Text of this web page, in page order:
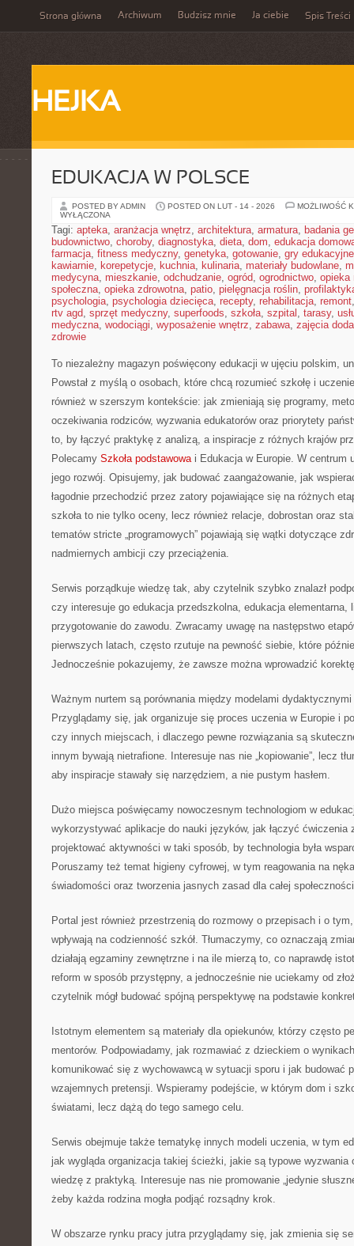
Strona główna Archiwum Budzisz mnie Ja ciebie Spis Treści
HEJKA
EDUKACJA W POLSCE
POSTED BY ADMIN POSTED ON LUT - 14 - 2026
MOŻLIWOŚĆ
WYŁĄCZONA
Tagi: apteka, aranżacja wnętrz, architektura, armatura, badania
budownictwo, choroby, diagnostyka, dieta, dom, edukacja
farmacja, fitness medyczny, genetyka, gotowanie, gry edukacyjne
kawiarnie, korepetycje, kuchnia, kulinaria, materiały budowlane,
medycyna, mieszkanie, odchudzanie, ogród, ogrodnictwo, opieka
społeczna, opieka zdrowotna, patio, pielęgnacja roślin,
psychologia, psychologia dziecięca, recepty, rehabilitacja, remont
rtv agd, sprzęt medyczny, superfoods, szkoła, szpital , tarasy,
medyczna, wodociągi, wyposażenie wnętrz, zabawa, zajęcia
zdrowie
To niezależny magazyn poświęcony edukacji w ujęciu polskim,
Powstał z myślą o osobach, które chcą rozumieć szkołę i
również w szerszym kontekście: jak zmieniają się programy,
oczekiwania rodziców, wyzwania edukatorów oraz priorytety
to, by łączyć praktykę z analizą, a inspiracje z różnych krajów
Polecamy Szkoła podstawowai Edukacja w Europie. W centrum
jego rozwój. Opisujemy, jak budować zaangażowanie, jak
łagodnie przechodzić przez zatory pojawiające się na różnych
szkoła to nie tylko oceny, lecz również relacje, dobrostan oraz
tematów stricte „programowych” pojawiają się wątki dotyczące
nadmiernych ambicji czy przeciążenia.
Serwis porządkuje wiedzę tak, aby czytelnik szybko znalazł
czy interesuje go edukacja przedszkolna, edukacja
przygotowanie do zawodu. Zwracamy uwagę na następstwo
pierwszych latach, często rzutuje na pewność siebie, które
Jednocześnie pokazujemy, że zawsze można wprowadzić
Ważnym nurtem są porównania między modelami
Przyglądamy się, jak organizuje się proces uczenia w Europie i
czy innych miejscach, i dlaczego pewne rozwiązania są
innym bywają nietrafione. Interesuje nas nie „kopiowanie”, lecz
aby inspiracje stawały się narzędziem, a nie pustym hasłem.
Dużo miejsca poświęcamy nowoczesnym technologiom w
wykorzystywać aplikacje do nauki języków, jak łączyć ćwiczenia
projektować aktywności w taki sposób, by technologia była
Poruszamy też temat higieny cyfrowej, w tym reagowania na
świadomości oraz tworzenia jasnych zasad dla całej
Portal jest również przestrzenią do rozmowy o przepisach i o
wpływają na codzienność szkół. Tłumaczymy, co oznaczają
działają egzaminy zewnętrzne i na ile mierzą to, co naprawdę
reform w sposób przystępny, a jednocześnie nie uciekamy od
czytelnik mógł budować spójną perspektywę na podstawie
Istotnym elementem są materiały dla opiekunów, którzy często
mentorów. Podpowiadamy, jak rozmawiać z dzieckiem o
komunikować się z wychowawcą w sytuacji sporu i jak budować
wzajemnych pretensji. Wspieramy podejście, w którym dom i
światami, lecz dążą do tego samego celu.
Serwis obejmuje także tematykę innych modeli uczenia, w tym
jak wygląda organizacja takiej ścieżki, jakie są typowe wyzwania
wiedzę z praktyką. Interesuje nas nie promowanie „jedynie
żeby każda rodzina mogła podjąć rozsądny krok.
W obszarze rynku pracy jutra przyglądamy się, jak zmienia się